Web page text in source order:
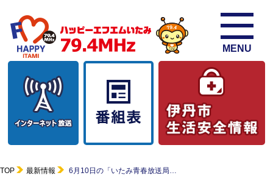
MENU
TOP 最新情報 6月10日の「いたみ青春放送局…